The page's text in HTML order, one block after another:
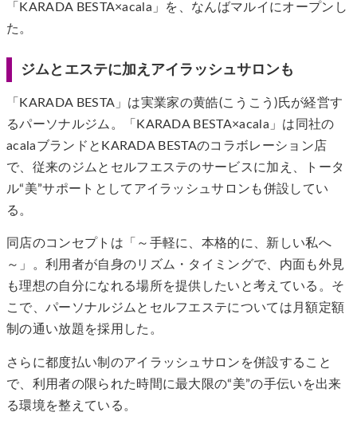
「KARADA BESTA×acala」を、なんばマルイにオープンし
た。
ジムとエステに加えアイラッシュサロンも
「KARADA BESTA」は実業家の黄皓(こうこう)氏が経営す
るパーソナルジム。「KARADA BESTA×acala」は同社の
acalaブランドとKARADA BESTAのコラボレーション店
で、従来のジムとセルフエステのサービスに加え、トータ
ル“美”サポートとしてアイラッシュサロンも併設してい
る。
同店のコンセプトは「～手軽に、本格的に、新しい私へ
～」。利用者が自身のリズム・タイミングで、内面も外見
も理想の自分になれる場所を提供したいと考えている。そ
こで、パーソナルジムとセルフエステについては月額定額
制の通い放題を採用した。
さらに都度払い制のアイラッシュサロンを併設すること
で、利用者の限られた時間に最大限の“美”の手伝いを出来
る環境を整えている。